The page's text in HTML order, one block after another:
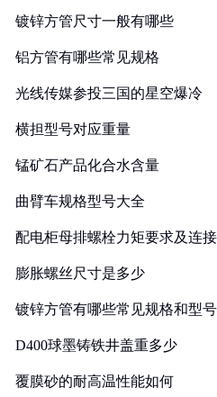
镀锌方管尺寸一般有哪些
铝方管有哪些常见规格
光线传媒参投三国的星空爆冷
横担型号对应重量
锰矿石产品化合水含量
曲臂车规格型号大全
配电柜母排螺栓力矩要求及连
膨胀螺丝尺寸是多少
镀锌方管有哪些常见规格和型号
D400球墨铸铁井盖重多少
覆膜砂的耐高温性能如何